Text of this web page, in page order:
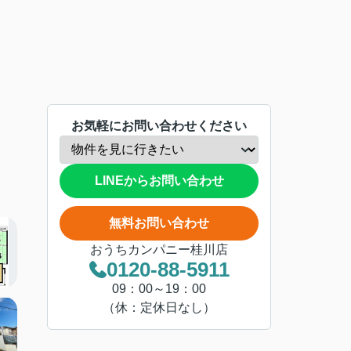
お気軽にお問い合わせください
LINEからお問い合わせ
無料お問い合わせ
おうちカンパニー桂川店
0120-88-5911
09：00～19：00
（休：定休日なし）